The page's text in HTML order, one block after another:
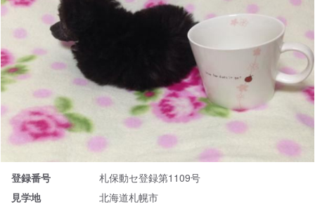
登録番号
札保動セ登録第1109号
見学地
北海道札幌市